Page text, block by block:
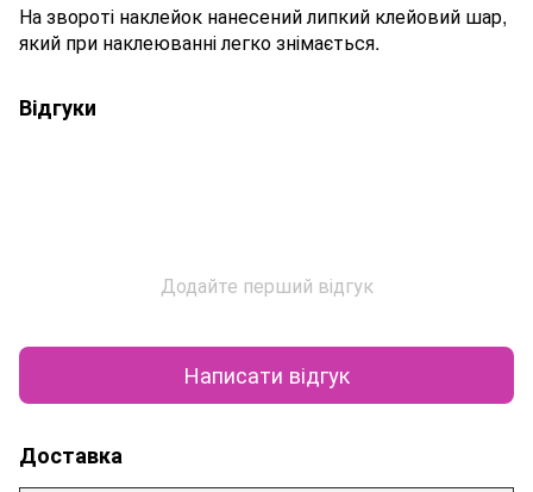
На звороті наклейок нанесений липкий клейовий шар,
який при наклеюванні легко знімається.
Відгуки
Додайте перший відгук
Написати відгук
Доставка